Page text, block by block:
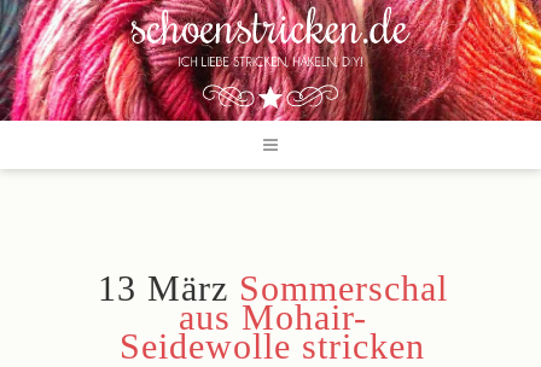
13 März Sommerschal
aus Mohair-
Seidewolle stricken